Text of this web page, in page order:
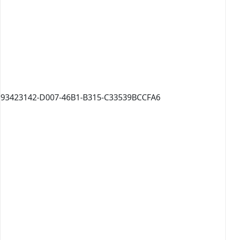
93423142-D007-46B1-B315-C33539BCCFA6